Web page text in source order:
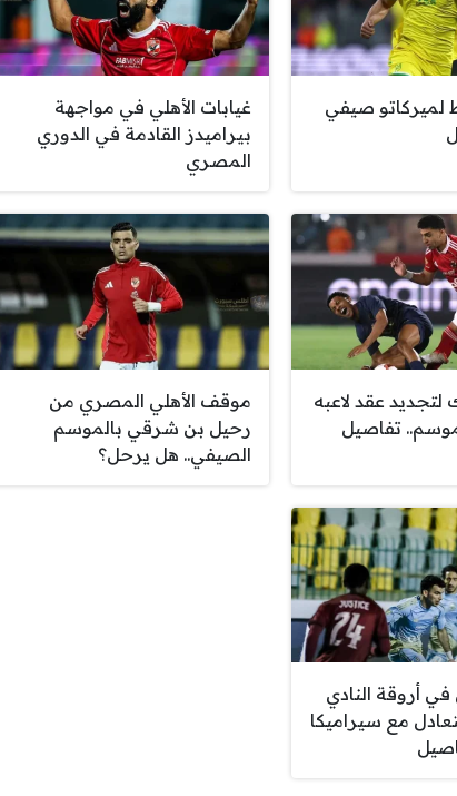
لميركاتو صيفي
غيابات الأهلي في مواجهة
بيراميدز القادمة في الدوري
المصري
لتجديد عقد لاعبه
تفاصيل
موقف الأهلي المصري من
رحيل بن شرقي بالموسم
الصيفي.. هل يرحل؟
أروقة النادي
مع سيراميكا